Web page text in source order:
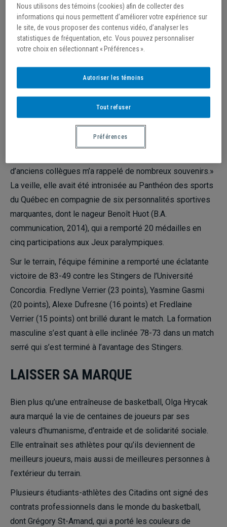
La première femme en Amérique du Nord à diriger
une équipe masculine de basketball universitaire est
honorée lors du match d’ouverture des Citadins.
hommage à Olga Hrycak, qui a été entraîneuse-chef de
l’équipe masculine de 2003 à 2015. «J’ai ressenti
beaucoup d’émotions durant cette soirée spéciale, a
souligné Olga Hrycak, qui a été la première femme en
d’anciens collègues m’a rappelé de nombreux souvenirs.»
La veille, elle avait été intronisée au Panthéon des sports
du Québec en compagnie de six personnalités sportives
marquantes, dont le nageur Benoît Huot (B.A.
communication, 2014), qui a remporté 20 médailles en
cinq participations aux Jeux paralympiques.
Sur le terrain, l’équipe féminine a remporté une éclatante
victoire de 83-49 contre les Stingers de l’Université
Concordia. Fredlyne Verrier (23 points), Yasmine Gasmi
(20 points), Alexe Dufresne (16 points) et Fredlaine
Verrier (15 points) ont brillé durant le match. La formation
masculine s’est quant à elle inclinée 78-73 dans un match
serré qui s’est terminé à l’avantage des Stingers.
LAISSER SA MARQUE
Bien plus qu’une entraîneuse de basketball, Olga Hrycak
aura marqué la vie de centaines de joueurs par ses
valeurs d’humanisme, d’entraide et de solidarité sociale.
Elle entraînait ses athlètes pour qu’ils deviennent de
meilleurs joueurs, mais aussi de meilleures personnes à
l’extérieur du terrain.
Plusieurs étudiants-athlètes des Citadins ont signé des
contrats professionnels dans le monde du basketball,
dont Grégory St-Amand, qui a porté les couleurs de
Nous utilisons des témoins (cookies) afin de collecter des
informations qui nous permettent d’améliorer votre expérience sur
le site, de vous proposer des contenus vidéo, d’analyser les
statistiques de fréquentation, etc. Vous pouvez personnaliser
votre choix en sélectionnant « Préférences ».
Tout refuser
Autoriser les témoins
Préférences